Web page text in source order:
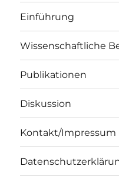
Einführung
Wissenschaftliche
Publikationen
Diskussion
Kontakt/Impressum